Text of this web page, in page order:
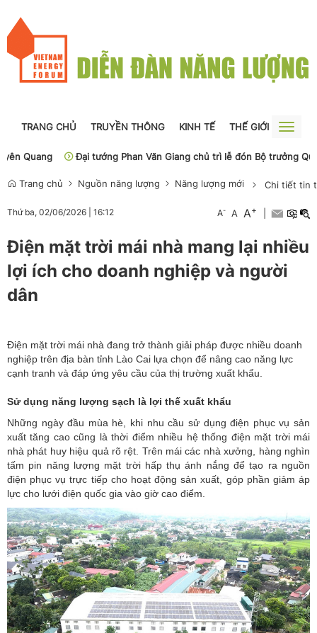
TRANG CHỦ TRUYỀN THÔNG KINH TẾ THẾ GIỚI
Toggle
Đại tướng Phan Văn Giang chủ trì lễ đón Bộ trưởng Quốc
Trang chủ Nguồn năng lượng Năng lượng mới Chi tiết tin
Thứ ba, 02/06/2026 16:12 A- A A+
Điện mặt trời mái nhà mang lại nhiều
lợi ích cho doanh nghiệp và người
dân
Điện mặt trời mái nhà đang trở thành giải pháp được nhiều doanh
nghiệp trên địa bàn tỉnh Lào Cai lựa chọn để nâng cao năng lực
cạnh tranh và đáp ứng yêu cầu của thị trường xuất khẩu.
Sử dụng năng lượng sạch là lợi thế xuất khẩu
Những ngày đầu mùa hè, khi nhu cầu sử dụng điện phục vụ sản
xuất tăng cao cũng là thời điểm nhiều hệ thống điện mặt trời mái
nhà phát huy hiệu quả rõ rệt. Trên mái các nhà xưởng, hàng nghìn
tấm pin năng lượng mặt trờihấp thụ ánh nắng để tạo ra nguồn
điện phục vụ trực tiếp cho hoạt động sản xuất, góp phần giảm áp
lực cho lưới điện quốc gia vào giờ cao điểm.